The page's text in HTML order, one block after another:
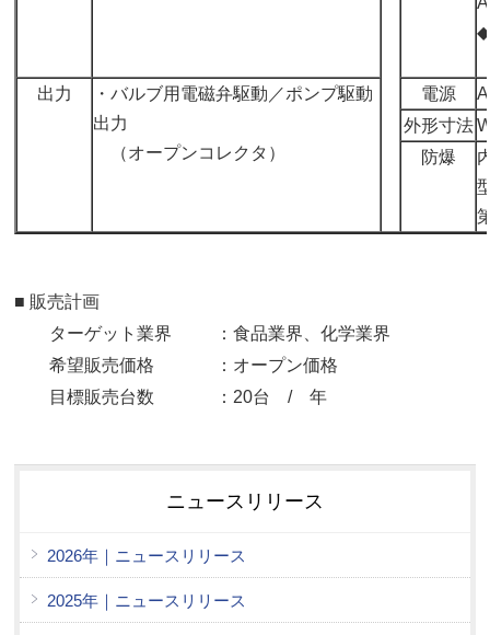
◆
出力
・バルブ用電磁弁駆動／ポンプ駆動
出力
（オープンコレクタ）
電源
外形寸法
防爆
■ 販売計画
ターゲット業界 ：食品業界、化学業界
希望販売価格 ：オープン価格
目標販売台数 ：20台 / 年
ニュースリリース
2026年｜ニュースリリース
2025年｜ニュースリリース